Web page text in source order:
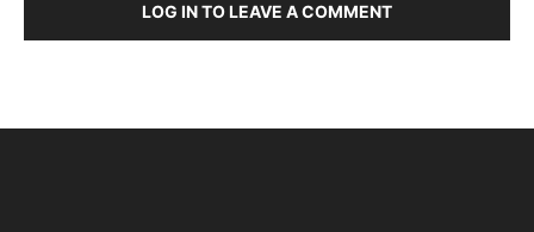
LOG IN TO LEAVE A COMMENT